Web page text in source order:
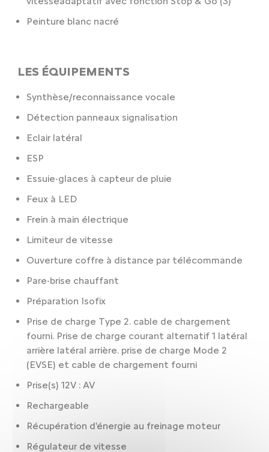
Peinture blanc nacré
LES ÉQUIPEMENTS
Synthèse/reconnaissance vocale
Détection panneaux signalisation
Eclair latéral
ESP
Essuie-glaces à capteur de pluie
Feux à LED
Frein à main électrique
Limiteur de vitesse
Ouverture coffre à distance par télécommande
Pare-brise chauffant
Préparation Isofix
Prise de charge Type 2. cable de chargement
fourni. Prise de charge courant alternatif 1 latéral
arrière latéral arrière. prise de charge Mode 2
(EVSE) et cable de chargement fourni
Prise(s) 12V : AV
Rechargeable
Récupération d'énergie au freinage moteur
Régulateur de vitesse